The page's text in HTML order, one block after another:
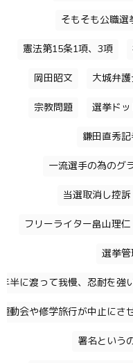
そもそも公職
憲法第15条1項、3項
岡田昭文 大城弁護
宗教問題 選挙ド
鎌田直秀
一流選手の為のグ
当選取消し控訴
フリーライター畠山理仁
選挙
半に渡って我慢、忍耐を強
動会や修学旅行が中止にさ
署名という